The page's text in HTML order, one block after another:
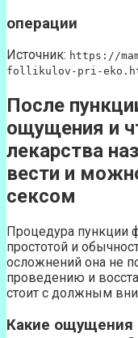
операции
Источник: https://
follikulov-pri-
После
ощущения и
лекарства
вести и
сексом
Процедура пункции
простотой и
осложнений она не
проведению и
стоит с должным
Какие ощущения